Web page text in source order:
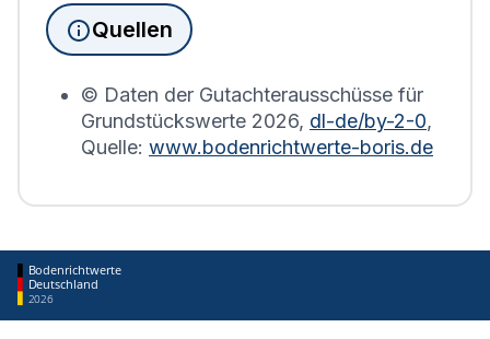
wird die Grundsteuererklärung auf Basis des
Bodenrichtwerts des entsprechenden Jahres
Quellen
© Daten der Gutachterausschüsse für
Grundstückswerte 2026, dl-de/by-2-0,
Quelle: www.bodenrichtwerte-boris.de
Bodenrichtwerte
Deutschland
2026